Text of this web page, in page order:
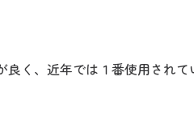
く、近年では１番使用されて